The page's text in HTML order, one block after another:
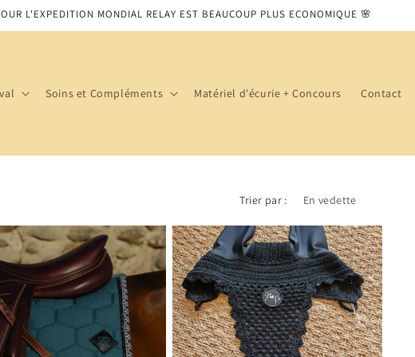
L'EXPEDITION MONDIAL RELAY EST BEAUCOUP PLUS ECONOMIQUE 🌸
Soins et Compléments Matériel d'écurie + Concours Contact
Trier par :